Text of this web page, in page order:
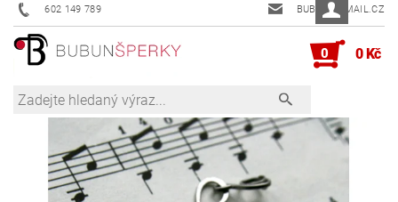
602 149 789 BUBUN@EMAIL.CZ
0 0 Kč